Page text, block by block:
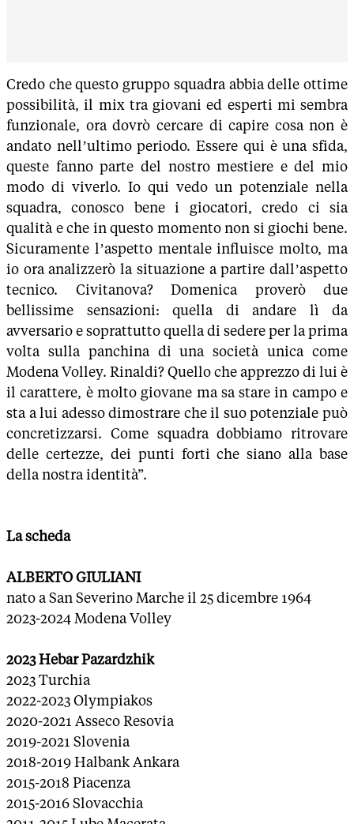
Credo che questo gruppo squadra abbia delle ottime
possibilità, il mix tra giovani ed esperti mi sembra
funzionale, ora dovrò cercare di capire cosa non è
andato nell’ultimo periodo. Essere qui è una sfida,
queste fanno parte del nostro mestiere e del mio
modo di viverlo. Io qui vedo un potenziale nella
squadra, conosco bene i giocatori, credo ci sia
qualità e che in questo momento non si giochi bene.
Sicuramente l’aspetto mentale influisce molto, ma
io ora analizzerò la situazione a partire dall’aspetto
tecnico. Civitanova? Domenica proverò due
bellissime sensazioni: quella di andare lì da
avversario e soprattutto quella di sedere per la prima
volta sulla panchina di una società unica come
Modena Volley. Rinaldi? Quello che apprezzo di lui è
il carattere, è molto giovane ma sa stare in campo e
sta a lui adesso dimostrare che il suo potenziale può
concretizzarsi. Come squadra dobbiamo ritrovare
delle certezze, dei punti forti che siano alla base
della nostra identità”.
La scheda
ALBERTO GIULIANI
nato a San Severino Marche il 25 dicembre 1964
2023-2024 Modena Volley
2023 Hebar Pazardzhik
2023 Turchia
2022-2023 Olympiakos
2020-2021 Asseco Resovia
2019-2021 Slovenia
2018-2019 Halbank Ankara
2015-2018 Piacenza
2015-2016 Slovacchia